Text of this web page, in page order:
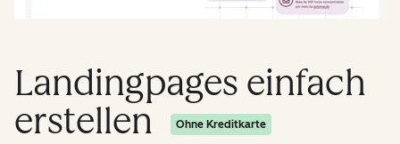
Landingpages einfach
erstellen
Ohne Kreditkarte